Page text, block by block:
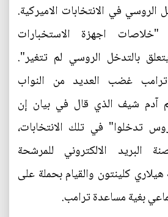
الروسي في الانتخابات الاميركية.
اجهزة الاستخبارات
بالتدخل الروسي لم تتغير".
غضب العديد من النواب
آدم شيف الذي قال في بيان إن
تدخلوا" في تلك الانتخابات،
الالكتروني للمرشحة
هيلاري كلينتون والقيام بحملة على
بغية مساعدة ترامب.